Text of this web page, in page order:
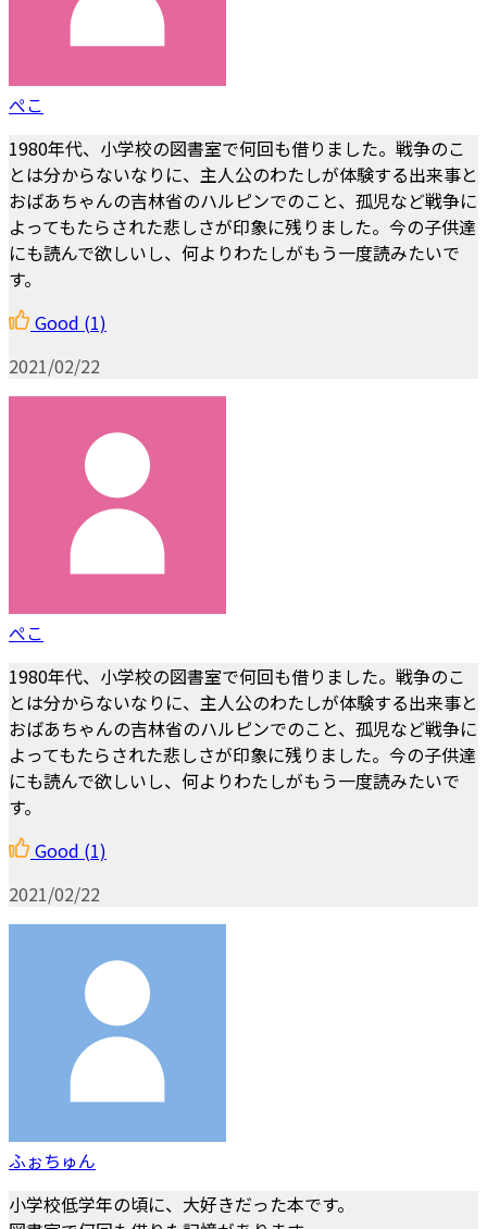
ぺこ
1980年代、小学校の図書室で何回も借りました。戦争のこ
とは分からないなりに、主人公のわたしが体験する出来事と
おばあちゃんの吉林省のハルピンでのこと、孤児など戦争に
よってもたらされた悲しさが印象に残りました。今の子供達
にも読んで欲しいし、何よりわたしがもう一度読みたいで
す。
Good (1)
2021/02/22
ぺこ
1980年代、小学校の図書室で何回も借りました。戦争のこ
とは分からないなりに、主人公のわたしが体験する出来事と
おばあちゃんの吉林省のハルピンでのこと、孤児など戦争に
よってもたらされた悲しさが印象に残りました。今の子供達
にも読んで欲しいし、何よりわたしがもう一度読みたいで
す。
Good (1)
2021/02/22
ふぉちゅん
小学校低学年の頃に、大好きだった本です。